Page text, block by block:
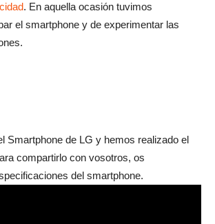
. En aquella ocasión tuvimos
el smartphone y de experimentar las
Smartphone de LG y hemos realizado el
compartirlo con vosotros, os
del smartphone.